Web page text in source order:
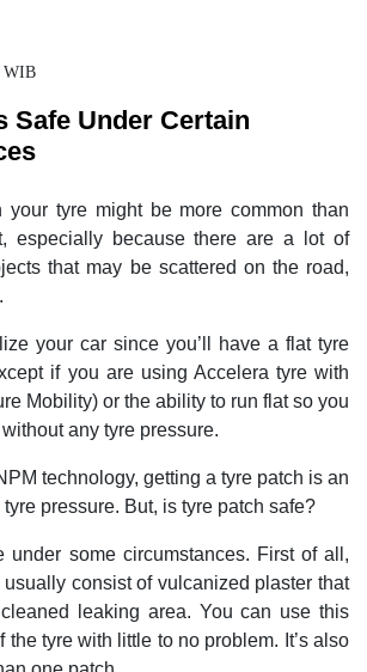
WIB
Safe Under Certain
your tyre might be more common than
especially because there are a lot of
that may be scattered on the road,
your car since you’ll have a flat tyre
if you are using Accelera tyre with
Mobility) or the ability to run flat so you
any tyre pressure.
technology, getting a tyre patch is an
pressure. But, is tyre patch safe?
under some circumstances. First of all,
usually consist of vulcanized plaster that
leaking area. You can use this
the tyre with little to no problem. It’s also